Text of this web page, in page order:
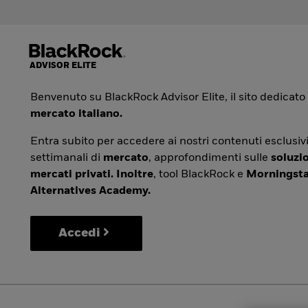
Benvenuto su BlackRock Advisor Elite, il sito dedicato
mercato italiano.
Entra subito per accedere ai nostri contenuti
settimanali di mercato, approfondimenti sulle
mercati privati. Inoltre, tool BlackRock e
Alternatives Academy.
Accedi